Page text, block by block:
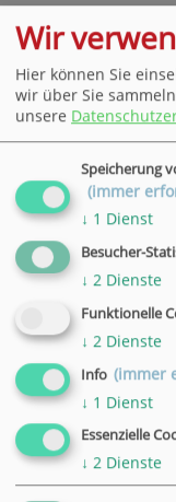
141,00 €
Bleiben Sie stets
informiert.
Newsletter-
Wir
Hier können Sie
wir über Sie
unsere
Speicherung
(immer
↓ 1 Dienst
Besucher-
↓ 2 Dienste
Funktionelle
↓ 2 Dienste
Info (immer
↓ 1 Dienst
Essenzielle
↓ 2 Dienste